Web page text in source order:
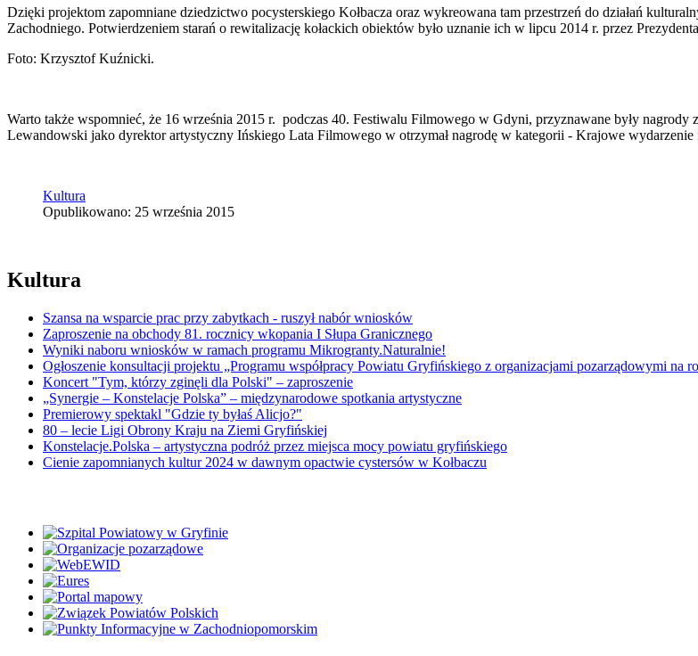
Dzięki projektom zapomniane dziedzictwo pocysterskiego Kołbacza oraz wykreowana tam przestrzeń do działań
Zachodniego. Potwierdzeniem starań o rewitalizację kołackich obiektów było uznanie ich w lipcu 2014 r. przez
Foto: Krzysztof Kuźnicki.
Warto także wspomnieć, że 16 września 2015 r. podczas 40. Festiwalu Filmowego w Gdyni, przyznawane były
Lewandowski jako dyrektor artystyczny Ińskiego Lata Filmowego w otrzymał nagrodę w kategorii - Krajowe
Kultura
Opublikowano: 25 września 2015
Kultura
Szansa na wsparcie prac przy zabytkach - ruszył nabór wniosków
Zaproszenie na obchody 81. rocznicy wkopania I Słupa Granicznego
Wyniki naboru wniosków w ramach programu Mikrogranty.Naturalnie!
Ogłoszenie konsultacji projektu „Programu współpracy Powiatu Gryfińskiego z organizacjami pozarządowymi na
Koncert "Tym, którzy zginęli dla Polski" – zaproszenie
„Synergie – Konstelacje Polska” – międzynarodowe spotkania artystyczne
Premierowy spektakl "Gdzie ty byłaś Alicjo?"
80 – lecie Ligi Obrony Kraju na Ziemi Gryfińskiej
Konstelacje.Polska – artystyczna podróż przez miejsca mocy powiatu gryfińskiego
Cienie zapomnianych kultur 2024 w dawnym opactwie cystersów w Kołbaczu